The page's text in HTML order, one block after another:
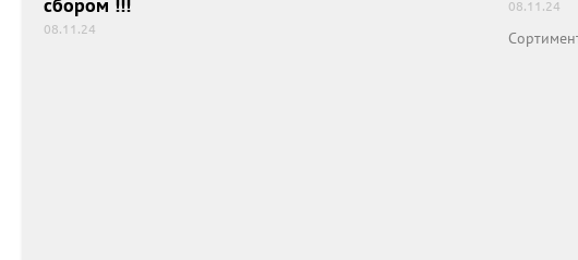
сбором !!!
08.11.24
08.11.24